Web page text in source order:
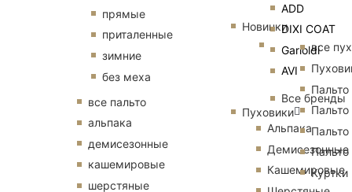
ADD
DIXI COAT
Garioldi
AVI
Все бренды
Альпака
Демисезонные
Кашемировые
прямые
приталенные
зимние
без меха
все пальто
альпака
демисезонные
кашемировые
шерстяные
Новинки
Пуховики
все
Пальто
Куртки